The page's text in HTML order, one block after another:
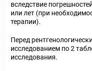
вследствие
или лет (при
терапии).
Перед
исследованием по 2
исследования.